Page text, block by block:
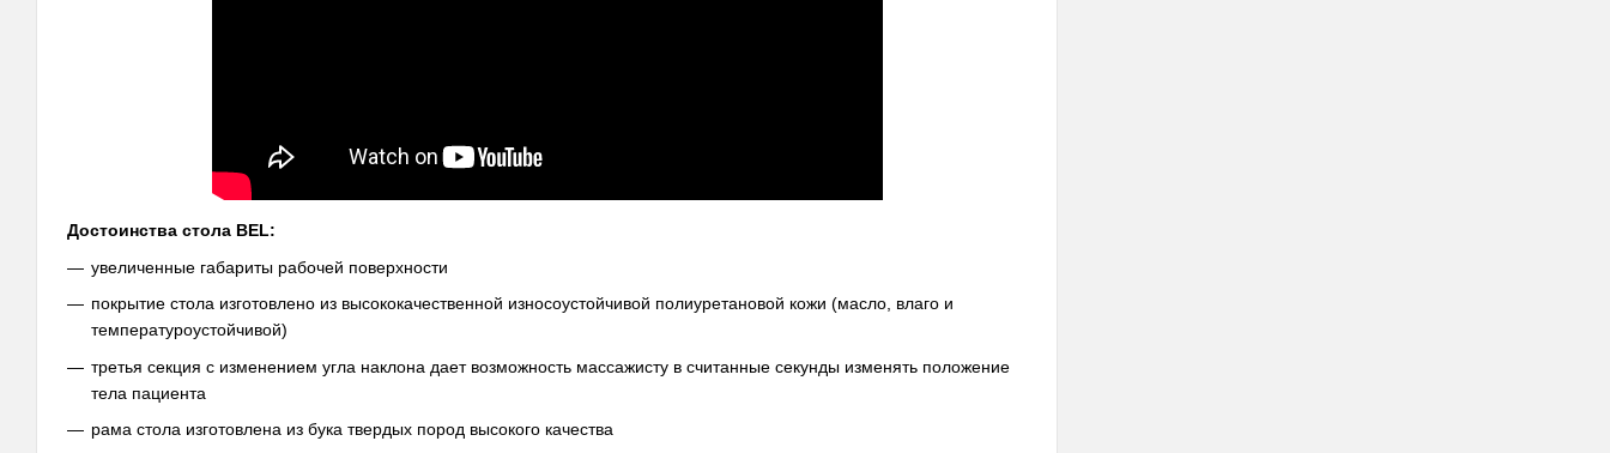
Достоинства стола BEL:
увеличенные габариты рабочей поверхности
покрытие стола изготовлено из высококачественной износоустойчивой полиуретановой кожи (масло, влаго и
температуроустойчивой)
третья секция с изменением угла наклона дает возможность массажисту в считанные секунды изменять положение
тела пациента
рама стола изготовлена из бука твердых пород высокого качества